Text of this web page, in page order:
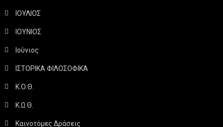
ΙΟΥΛΙΟΣ
ΙΟΥΝΙΟΣ
Ιούνιος
ΙΣΤΟΡΙΚΑ ΦΙΛΟΣΟΦΙΚΑ
Κ.Ο.Θ.
Κ.Ω.Θ.
Καινοτόμες Δράσεις